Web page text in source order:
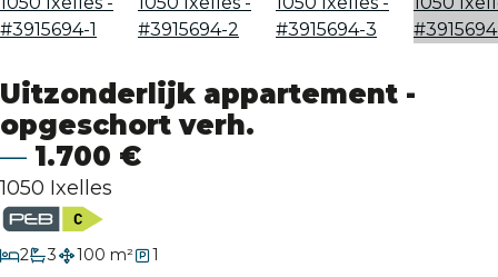
Contact
Evaluatie
Uitzonderlijk appartement -
opgeschort verh.
1.700 €
1050 Ixelles
2slaapkamers
3
badkamers
100 m² 1